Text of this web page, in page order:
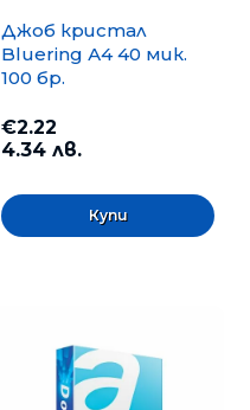
Джоб кристал
Bluering А4 40 мик.
100 бр.
€2.22
4.34 лв.